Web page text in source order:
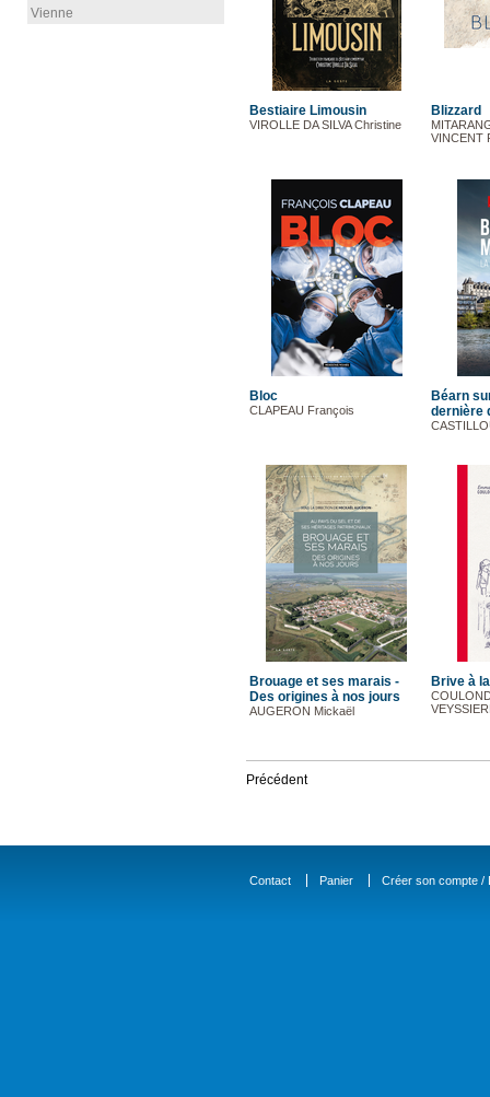
Vienne
Bestiaire Limousin
VIROLLE DA SILVA Christine
Blizzard
VINCENT
Bloc
CLAPEAU François
Béarn
dernière
Brouage et ses marais -
Des origines à nos jours
AUGERON Mickaël
Brive à
Précédent
Contact Panier Créer son compte /